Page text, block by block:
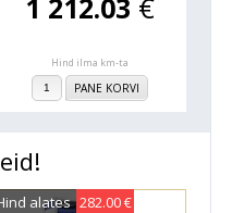
1 212.03 €
Hind ilma km-ta
PANE KORVI
alates 282.00 €